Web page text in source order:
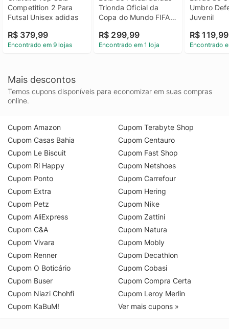
Competition 2 Para
Futsal Unisex adidas
R$ 379,99
Encontrado em 9 lojas
Trionda Oficial da
Copa do Mundo FIFA
R$ 299,99
Encontrado em 1 loja
Umbro
Juvenil
R$ 119,99
Encontrado
Mais descontos
Temos cupons disponíveis para economizar em suas compras
online.
Cupom Amazon
Cupom Casas Bahia
Cupom Le Biscuit
Cupom Ri Happy
Cupom Ponto
Cupom Extra
Cupom Petz
Cupom AliExpress
Cupom C&A
Cupom Vivara
Cupom Renner
Cupom O Boticário
Cupom Buser
Cupom Niazi Chohfi
Cupom KaBuM!
Cupom Terabyte Shop
Cupom Centauro
Cupom Fast Shop
Cupom Netshoes
Cupom Carrefour
Cupom Hering
Cupom Nike
Cupom Zattini
Cupom Natura
Cupom Mobly
Cupom Decathlon
Cupom Cobasi
Cupom Compra Certa
Cupom Leroy Merlin
Ver mais cupons »